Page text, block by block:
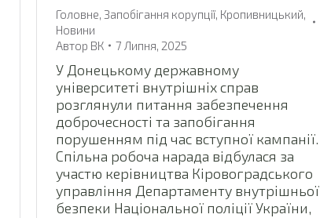
Головне, Запобігання корупції, Кропивницький,
Новини
Автор ВК 7 Липня, 2025
У Донецькому державному
університеті внутрішніх справ
розглянули питання забезпечення
доброчесності та запобігання
порушенням під час вступної кампанії.
Спільна робоча нарада відбулася за
участю керівництва Кіровоградського
управління Департаменту внутрішньої
безпеки Національної поліції України,